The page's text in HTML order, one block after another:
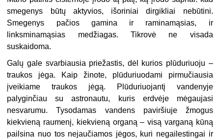
smegenys būtų aktyvios, išoriniai dirgikliai nebūtini.
Smegenys pačios gamina ir raminamąsias, ir
linksminamąsias medžiagas. Tikrovė ne visada
suskaidoma.
Galų gale svarbiausia priežastis, dėl kurios plūduriuoju –
traukos jėga. Kaip žinote, plūduriuodami pirmučiausia
įveikiame traukos jėgą. Plūduriuojantį vandenyje
palyginčiau su astronautu, kuris erdvėje mėgaujasi
nesvarumu. Tysodamas vandens paviršiuje žmogus
kiekvieną raumenį, kiekvieną organą – visą varganą kūną
pailsina nuo tos nejaučiamos jėgos, kuri negailestingai ir